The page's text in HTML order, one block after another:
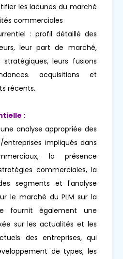
les lacunes du marché
commerciales
: profil détaillé des
leur part de marché,
stratégiques, leurs fusions
acquisitions et
récents.
:
analyse appropriée des
impliqués dans
la présence
commerciales, la
segments et l'analyse
le marché du PLM sur la
fournit également une
sur les actualités et les
des entreprises, qui
de types, les